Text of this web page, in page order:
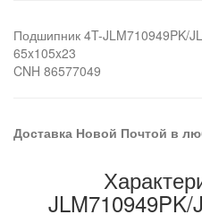
Подшипник 4T-JLM710949PK/
65x105x23
CNH 86577049
Доставка Новой Почтой в
JLM710949PK/